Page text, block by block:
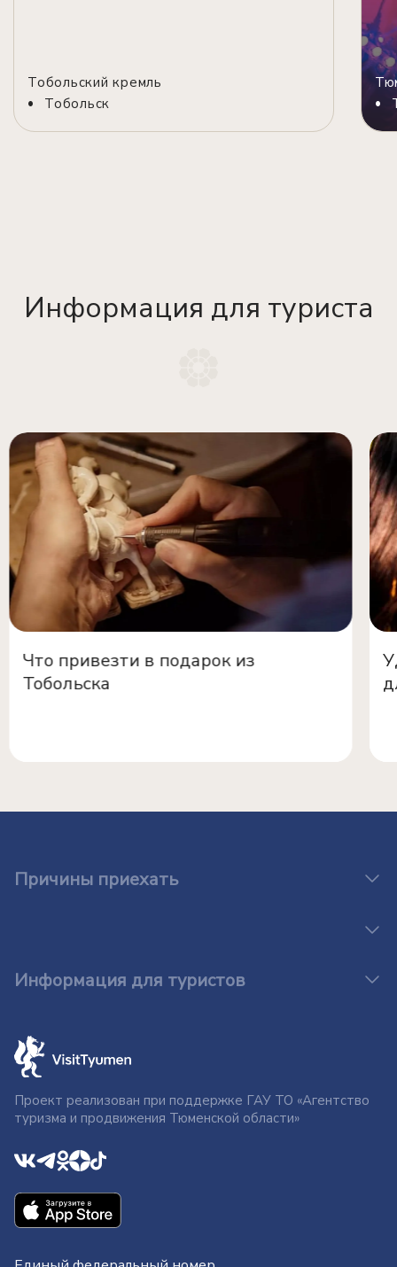
Тобольский кремль
Тобольск
Информация для туриста
Что привезти в подарок из
Тобольска
Причины приехать
Информация для туристов
Проект реализован при поддержке ГАУ ТО «Агентство
туризма и продвижения Тюменской области»